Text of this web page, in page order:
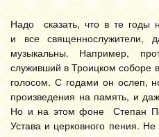
Надо сказать, что в те годы
и все священнослужители,
музыкальны. Например,
служивший в Троицком соборе
голосом. С годами он ослеп,
произведения на память, и
Но и на этом фоне Степан
Устава и церковного пения.